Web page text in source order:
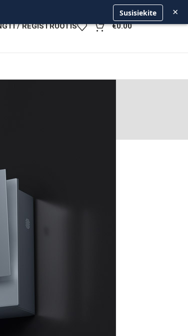
Susisiekite ×
/ REGISTRUOTIS €0.00
įtaką mūsų savijautai,
bei senjorams.
šildymo sąnaudas.